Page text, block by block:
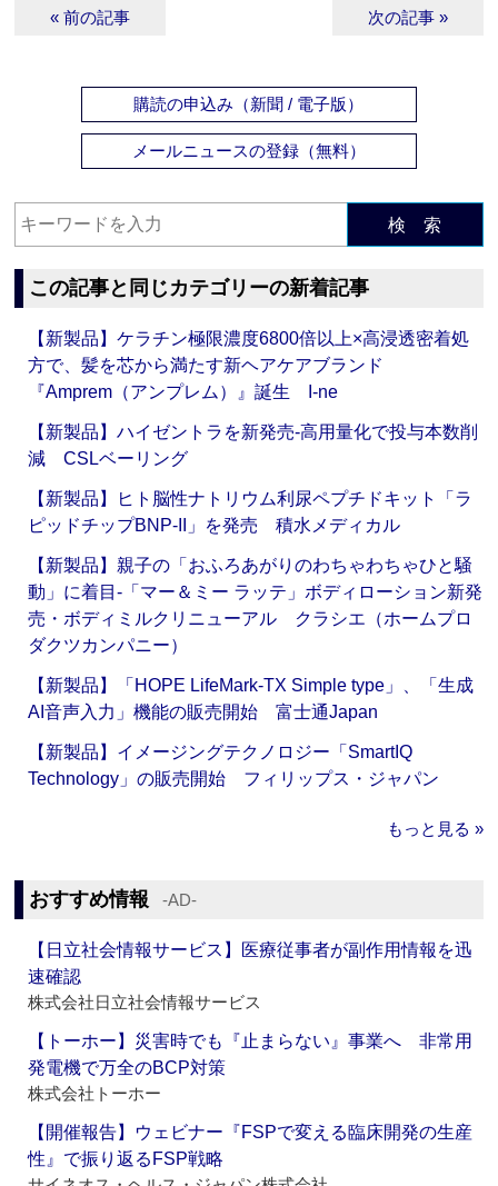
« 前の記事 次の記事 »
購読の申込み（新聞 / 電子版）
メールニュースの登録（無料）
検 索
この記事と同じカテゴリーの新着記事
【新製品】ケラチン極限濃度6800倍以上×高浸透密着処
方で、髪を芯から満たす新ヘアケアブランド
『Amprem（アンプレム）』誕生 I-ne
【新製品】ハイゼントラを新発売‐高用量化で投与本数削
減 CSLベーリング
【新製品】ヒト脳性ナトリウム利尿ペプチドキット「ラ
ピッドチップBNP-II」を発売 積水メディカル
【新製品】親子の「おふろあがりのわちゃわちゃひと騒
動」に着目‐「マー＆ミー ラッテ」ボディローション新発
売・ボディミルクリニューアル クラシエ（ホームプロ
ダクツカンパニー）
【新製品】「HOPE LifeMark-TX Simple type」、「生成
AI音声入力」機能の販売開始 富士通Japan
【新製品】イメージングテクノロジー「SmartIQ
Technology」の販売開始 フィリップス・ジャパン
もっと見る »
おすすめ情報 ‐AD‐
【日立社会情報サービス】医療従事者が副作用情報を迅
速確認
株式会社日立社会情報サービス
【トーホー】災害時でも『止まらない』事業へ 非常用
発電機で万全のBCP対策
株式会社トーホー
【開催報告】ウェビナー『FSPで変える臨床開発の生産
性』で振り返るFSP戦略